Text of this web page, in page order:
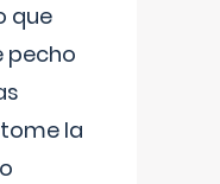
que
pecho
la